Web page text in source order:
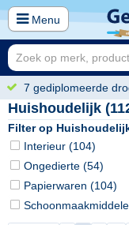
Menu
7 gediplomeerde
Huishoudelijk
Filter op
Interieur (104)
Ongedierte (54)
Papierwaren (104)